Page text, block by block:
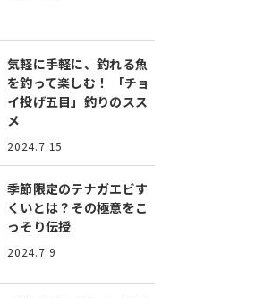
気軽に手軽に、釣れる魚
を釣って楽しむ！
「チョ
イ投げ五目」釣りのスス
メ
2024.7.15
季節限定のテナガエビす
くいとは？ その極意をこ
っそり伝授
2024.7.9